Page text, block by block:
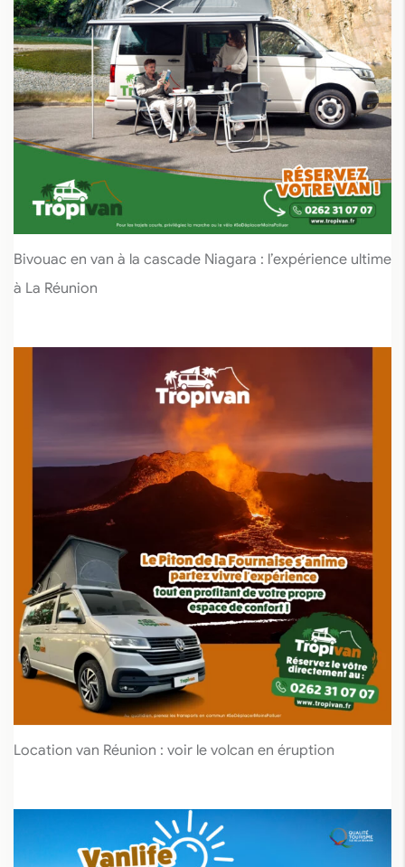
Bivouac en van à la cascade Niagara : l’expérience ultime
à La Réunion
Location van Réunion : voir le volcan en éruption